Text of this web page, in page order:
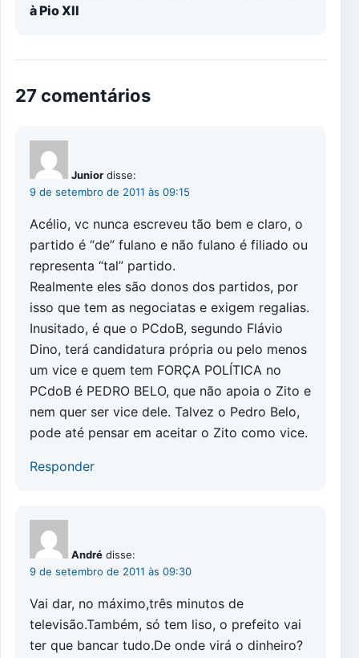
à Pio XII
27 comentários
Junior disse:
9 de setembro de 2011 às 09:15
Acélio, vc nunca escreveu tão bem e claro, o
partido é “de” fulano e não fulano é filiado ou
representa “tal” partido.
Realmente eles são donos dos partidos, por
isso que tem as negociatas e exigem regalias.
Inusitado, é que o PCdoB, segundo Flávio
Dino, terá candidatura própria ou pelo menos
um vice e quem tem FORÇA POLÍTICA no
PCdoB é PEDRO BELO, que não apoia o Zito e
nem quer ser vice dele. Talvez o Pedro Belo,
pode até pensar em aceitar o Zito como vice.
Responder
André disse:
9 de setembro de 2011 às 09:30
Vai dar, no máximo,três minutos de
televisão.Também, só tem liso, o prefeito vai
ter que bancar tudo.De onde virá o dinheiro?